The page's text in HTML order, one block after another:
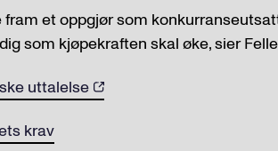
fram et oppgjør som
som kjøpekraften skal øke, sier
uttalelse
krav